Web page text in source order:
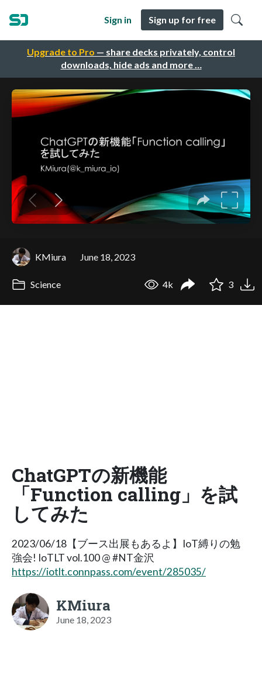
Upgrade to Pro — share decks privately, control
downloads, hide ads and more …
Sign in Sign up for free
KMiura June 18, 2023
Science 4k 3
ChatGPTの新機能
「Function calling」を試
してみた
2023/06/18【ブース出展もあるよ】IoT縛りの勉
強会! IoTLT vol.100 @ #NT金沢
https://iotlt.connpass.com/event/285035/
KMiura
June 18, 2023